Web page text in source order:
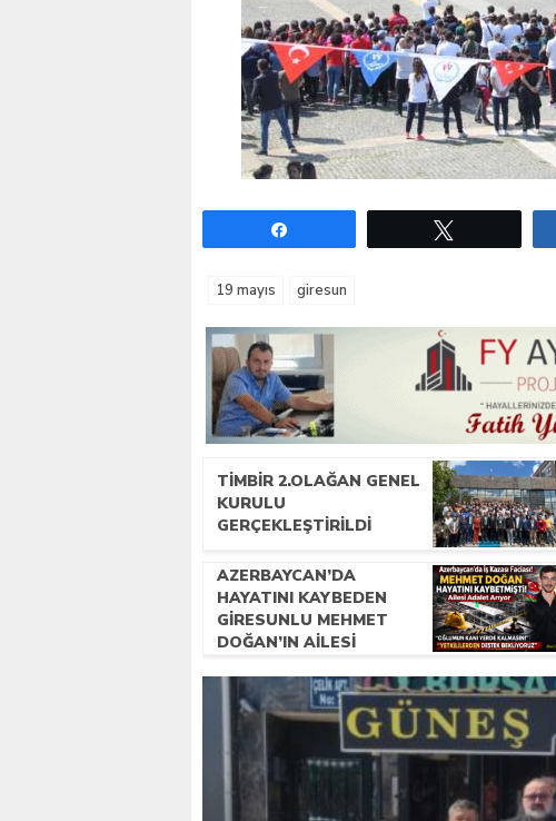
19 mayıs giresun
TİMBİR 2.OLAĞAN GENEL
KURULU
GERÇEKLEŞTIRILDI
AZERBAYCAN’DA
HAYATINI KAYBEDEN
GIRESUNLU MEHMET
DOĞAN’IN AILESI